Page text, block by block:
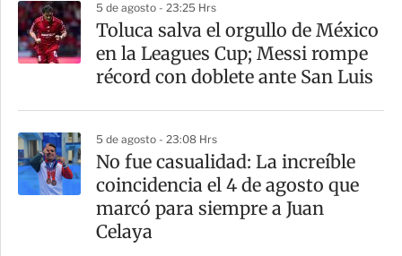
a
r
t
5 de agosto - 23:25 Hrs
Toluca salva el orgullo de México
en la Leagues Cup; Messi rompe
récord con doblete ante San Luis
5 de agosto - 23:08 Hrs
No fue casualidad: La increíble
coincidencia el 4 de agosto que
marcó para siempre a Juan
Celaya